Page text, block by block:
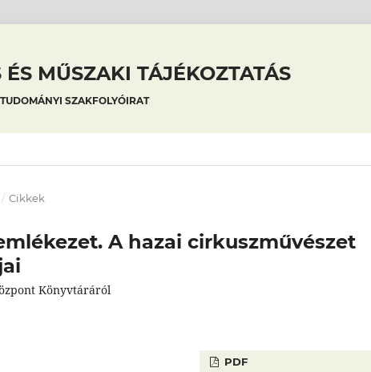
MŰSZAKI TÁJÉKOZTATÁS
SZAKFOLYÓIRAT
/ Cikkek
A hazai cirkuszművészet
Könyvtáráról
PDF